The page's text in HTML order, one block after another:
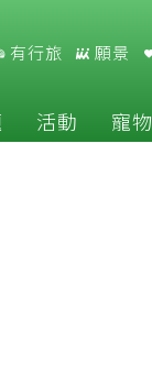
有行旅 願景
活動 寵物